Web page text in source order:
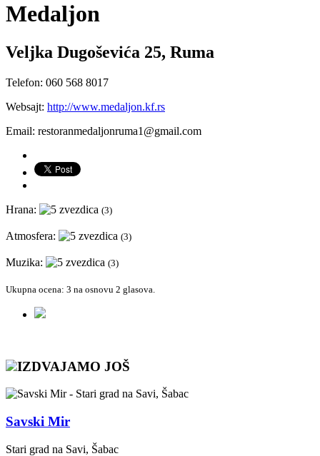
Medaljon
Veljka Dugoševića 25, Ruma
Telefon: 060 568 8017
Websajt: http://www.medaljon.kf.rs
Email: restoranmedaljonruma1@gmail.com
Hrana: (3)
Atmosfera: (3)
Muzika: (3)
Ukupna ocena: 3 na osnovu 2 glasova.
IZDVAJAMO JOŠ
Savski Mir
Stari grad na Savi, Šabac